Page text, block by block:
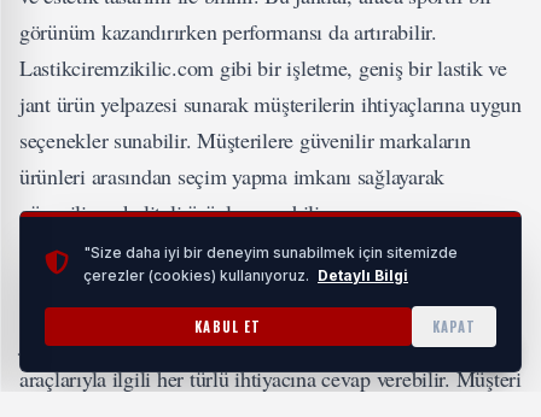
görünüm kazandırırken performansı da artırabilir.
Lastikciremzikilic.com gibi bir işletme, geniş bir lastik ve
jant ürün yelpazesi sunarak müşterilerin ihtiyaçlarına uygun
seçenekler sunabilir. Müşterilere güvenilir markaların
ürünleri arasından seçim yapma imkanı sağlayarak
güvenilir ve kaliteli ürünler sunabilir.
Profesyonel ekipman ve uzman kadrosuyla lastik değişimi,
jant tamiri, balans ayarı gibi hizmetler sunarak müşterilerin
araçlarıyla ilgili her türlü ihtiyacına cevap verebilir. Müşteri
"Size daha iyi bir deneyim sunabilmek için sitemizde
çerezler (cookies) kullanıyoruz. Detaylı Bilgi
KABUL ET KAPAT